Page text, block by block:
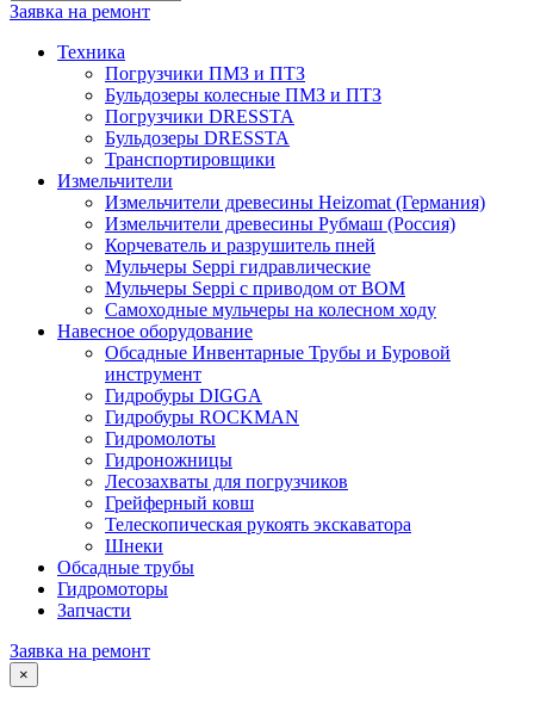
Заявка на ремонт
Техника
Погрузчики ПМЗ и ПТЗ
Бульдозеры колесные ПМЗ и ПТЗ
Погрузчики DRESSTA
Бульдозеры DRESSTA
Транспортировщики
Измельчители
Измельчители древесины Heizomat (Германия)
Измельчители древесины Рубмаш (Россия)
Корчеватель и разрушитель пней
Мульчеры Seppi гидравлические
Мульчеры Seppi с приводом от ВОМ
Самоходные мульчеры на колесном ходу
Навесное оборудование
Обсадные Инвентарные Трубы и Буровой
инструмент
Гидробуры DIGGA
Гидробуры ROCKMAN
Гидромолоты
Гидроножницы
Лесозахваты для погрузчиков
Грейферный ковш
Телескопическая рукоять экскаватора
Шнеки
Обсадные трубы
Гидромоторы
Запчасти
Заявка на ремонт
×